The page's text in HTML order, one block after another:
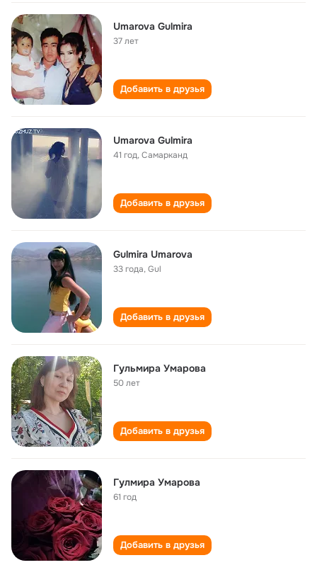
Umarova Gulmira
37 лет
Добавить в друзья
Umarova Gulmira
41 год,Самарканд
Добавить в друзья
Gulmira Umarova
33 года,Gul
Добавить в друзья
Гульмира Умарова
50 лет
Добавить в друзья
Гулмира Умарова
61 год
Добавить в друзья